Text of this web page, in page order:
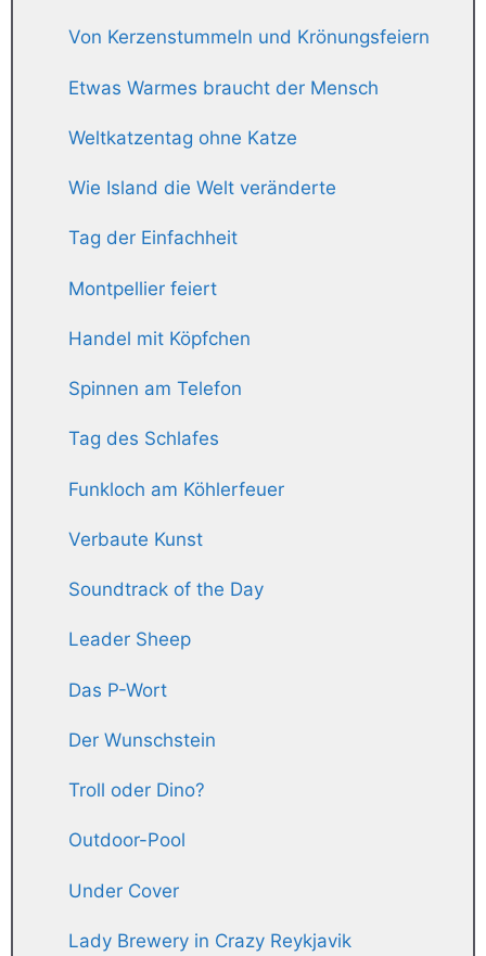
Von Kerzenstummeln und Krönungsfeiern
Etwas Warmes braucht der Mensch
Weltkatzentag ohne Katze
Wie Island die Welt veränderte
Tag der Einfachheit
Montpellier feiert
Handel mit Köpfchen
Spinnen am Telefon
Tag des Schlafes
Funkloch am Köhlerfeuer
Verbaute Kunst
Soundtrack of the Day
Leader Sheep
Das P-Wort
Der Wunschstein
Troll oder Dino?
Outdoor-Pool
Under Cover
Lady Brewery in Crazy Reykjavik